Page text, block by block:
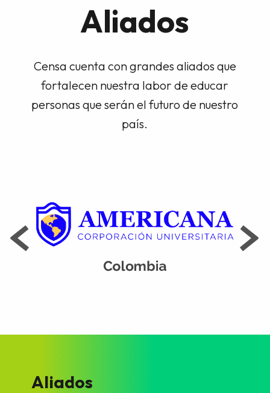
Aliados
Censa cuenta con grandes aliados que
fortalecen nuestra labor de educar
personas que serán el futuro de nuestro
país.
Aliados